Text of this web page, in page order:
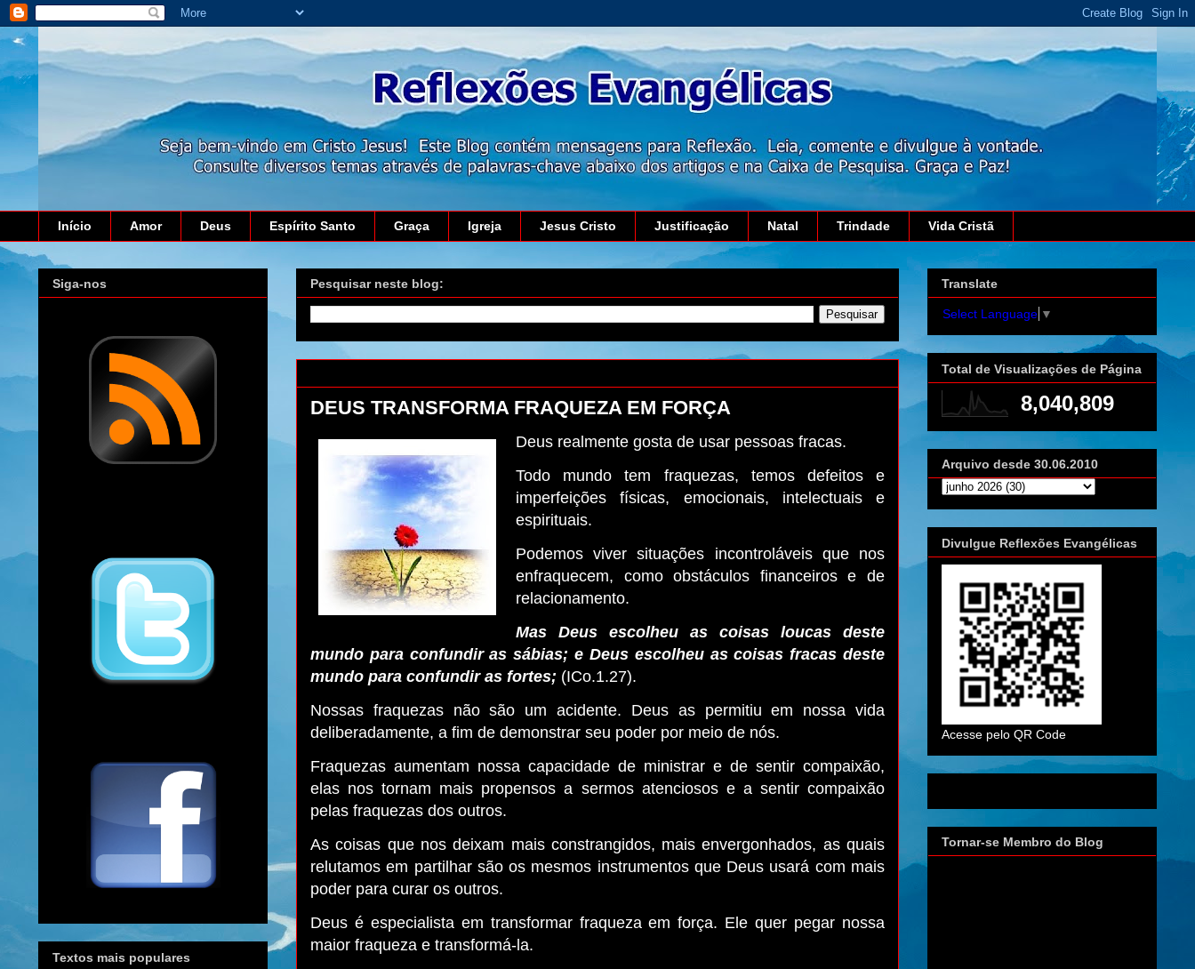
Início Amor Deus Espírito Santo Graça Igreja Jesus Cristo Justificação Natal Trindade Vida Cristã
Pesquisar neste blog:
DEUS TRANSFORMA FRAQUEZA EM FORÇA
Deus realmente gosta de usar pessoas fracas.
Todo mundo tem fraquezas, temos defeitos e
imperfeições físicas, emocionais, intelectuais e
espirituais.
Podemos viver situações incontroláveis que nos
enfraquecem, como obstáculos financeiros e de
relacionamento.
Mas Deus escolheu as coisas loucas deste
mundo para confundir as sábias; e Deus escolheu as coisas fracas deste
mundo para confundir as fortes; (ICo.1.27).
Nossas fraquezas não são um acidente. Deus as permitiu em nossa vida
deliberadamente, a fim de demonstrar seu poder por meio de nós.
Fraquezas aumentam nossa capacidade de ministrar e de sentir compaixão,
elas nos tornam mais propensos a sermos atenciosos e a sentir compaixão
pelas fraquezas dos outros.
As coisas que nos deixam mais constrangidos, mais envergonhados, as quais
relutamos em partilhar são os mesmos instrumentos que Deus usará com mais
poder para curar os outros.
Deus é especialista em transformar fraqueza em força. Ele quer pegar nossa
maior fraqueza e transformá-la.
Siga-nos
Textos mais populares
Translate
Select Language ▼
Total de Visualizações de Página
8,040,809
Arquivo desde 30.06.2010
Divulgue Reflexões Evangélicas
Acesse pelo QR Code
Tornar-se Membro do Blog